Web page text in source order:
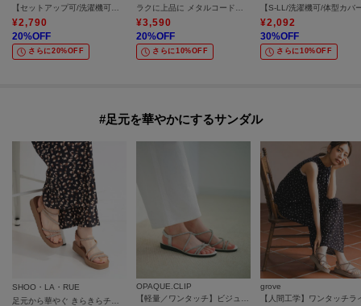
【セットアップ可/洗濯機可】サラっと着られる 麻調Ⅴネックタックブラウス
¥2,790
20%OFF
さらに20%OFF
ラクに上品に メタルコードサンダル
¥3,590
20%OFF
さらに10%OFF
¥2,092
30%OFF
さらに10%OFF
#足元を華やかにするサンダル
SHOO・LA・RUE
OPAQUE.CLIP
grove